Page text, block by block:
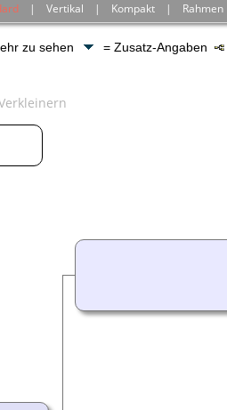
|Vertikal | Kompakt | Rahmen
zu sehen = Zusatz-Angaben